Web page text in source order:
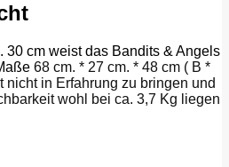
30 cm weist das Bandits & Angels
68 cm. * 27 cm. * 48 cm ( B *
nicht in Erfahrung zu bringen und
wohl bei ca. 3,7 Kg liegen